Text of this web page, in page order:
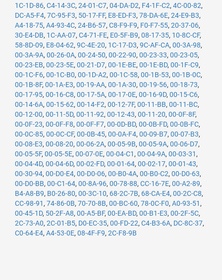
1C-1D-86, C4-14-3C, 24-01-C7, 04-DA-D2, F4-1F-C2, 4C-00-82,
DC-A5-F4, 7C-95-F3, 50-17-FF, E8-ED-F3, 78-DA-6E, 24-E9-B3,
A4-18-75, A4-93-4C, 24-B6-57, C8-F9-F9, F0-F7-55, 20-37-06,
30-E4-DB, 1C-AA-07, C4-71-FE, E0-5F-B9, 08-17-35, 10-8C-CF,
58-8D-09, E8-04-62, 9C-4E-20, 1C-17-D3, 9C-AF-CA, 00-3A-98,
00-3A-9A, 00-26-0A, 00-24-50, 00-22-90, 00-23-33, 00-23-05,
00-23-EB, 00-23-5E, 00-21-D7, 00-1E-BE, 00-1E-BD, 00-1F-C9,
00-1C-F6, 00-1C-B0, 00-1D-A2, 00-1C-58, 00-1B-53, 00-1B-0C,
00-1B-8F, 00-1A-E3, 00-19-AA, 00-1A-30, 00-19-56, 00-18-73,
00-17-95, 00-16-C8, 00-17-5A, 00-17-0E, 00-16-9D, 00-15-C6,
00-14-6A, 00-15-62, 00-14-F2, 00-12-7F, 00-11-BB, 00-11-BC,
00-12-00, 00-11-5D, 00-11-92, 00-12-43, 00-11-20, 00-0F-8F,
00-0F-23, 00-0F-F8, 00-0F-F7, 00-0D-BD, 00-0B-FD, 00-0B-FC,
00-0C-85, 00-0C-CF, 00-0B-45, 00-0A-F4, 00-09-B7, 00-07-B3,
00-08-E3, 00-08-20, 00-06-2A, 00-05-9B, 00-05-9A, 00-06-D7,
00-05-5F, 00-05-5E, 00-07-0E, 00-04-C1 , 00-04-9A, 00-03-31 ,
00-04-4D, 00-04-6D, 00-02-FD, 00-01-64, 00-02-17, 00-01-43,
00-30-94, 00-D0-E4, 00-D0-06, 00-B0-4A, 00-B0-C2, 00-D0-63,
00-D0-BB, 00-C1-64, 00-8A-96, 00-78-88, CC-16-7E, 00-A2-89,
B4-A8-B9, B0-26-80, 00-3C-10, 68-2C-7B, 68-CA-E4, 00-2C-C8,
CC-98-91 , 74-86-0B, 70-70-8B, 00-BC-60, 78-0C-F0, A0-93-51 ,
00-45-1D, 50-2F-A8, 00-A5-BF, 00-EA-BD, 00-B1-E3, 00-2F-5C,
2C-73-A0, 2C-01-B5, D0-EC-35, 00-FD-22, C4-B3-6A, DC-8C-37,
C0-64-E4, A4-53-0E, 08-4F-F9, 2C-F8-9B